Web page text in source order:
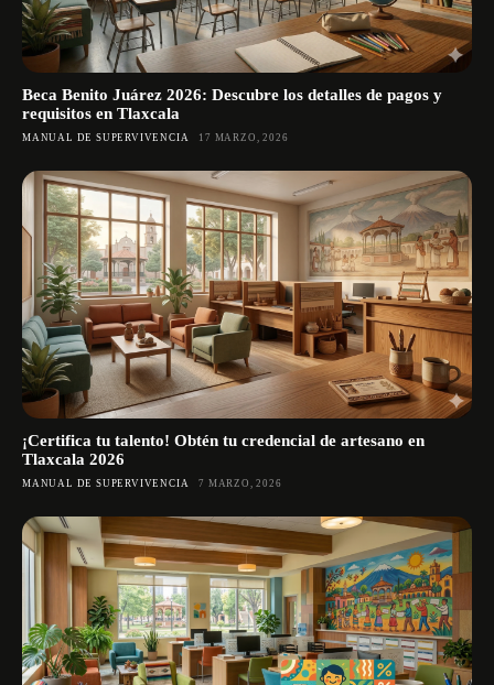
Beca Benito Juárez 2026: Descubre los detalles de pagos y
requisitos en Tlaxcala
MANUAL DE SUPERVIVENCIA 17 MARZO, 2026
¡Certifica tu talento! Obtén tu credencial de artesano en
Tlaxcala 2026
MANUAL DE SUPERVIVENCIA 7 MARZO, 2026